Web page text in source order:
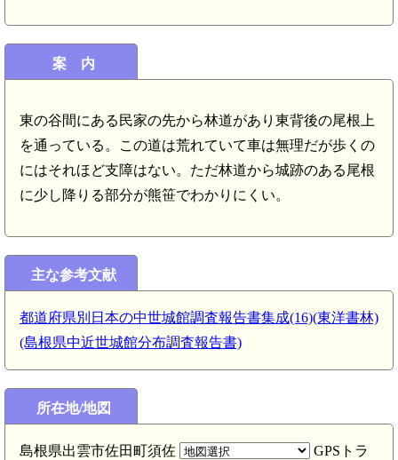
案 内
東の谷間にある民家の先から林道があり東背後の尾根上
を通っている。この道は荒れていて車は無理だが歩くの
にはそれほど支障はない。ただ林道から城跡のある尾根
に少し降りる部分が熊笹でわかりにくい。
主な参考文献
都道府県別日本の中世城館調査報告書集成(16)(東洋書林)
(島根県中近世城館分布調査報告書)
所在地/地図
島根県出雲市佐田町須佐
GPSトラ